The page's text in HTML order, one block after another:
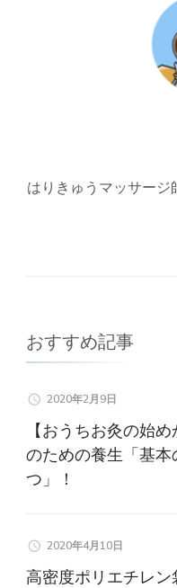
はりきゅうマッサージ
おすすめ記事
2020年2月9日
【おうちお灸の始
のための養生「基本
つ」！
2020年4月10日
高密度ポリエチレン